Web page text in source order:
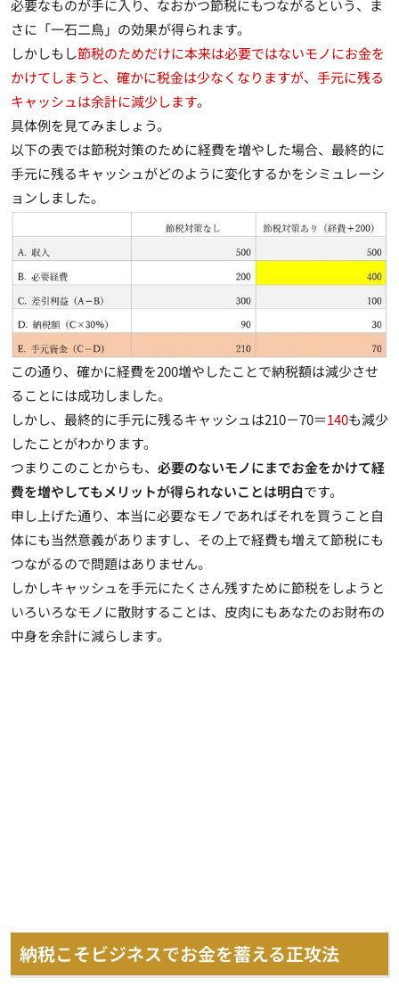
必要なものが手に入り、なおかつ節税にもつながるという、ま
さに「一石二鳥」の効果が得られます。
しかしもし節税のためだけに本来は必要ではないモノにお金を
かけてしまうと、確かに税金は少なくなりますが、手元に残る
キャッシュは余計に減少します。
具体例を見てみましょう。
以下の表では節税対策のために経費を増やした場合、最終的に
手元に残るキャッシュがどのように変化するかをシミュレーシ
ョンしました。
この通り、確かに経費を200増やしたことで納税額は減少させ
ることには成功しました。
しかし、最終的に手元に残るキャッシュは210－70＝140も減少
したことがわかります。
つまりこのことからも、 必要のないモノにまでお金をかけて経
費を増やしてもメリットが得られないことは明白です。
申し上げた通り、本当に必要なモノであればそれを買うこと自
体にも当然意義がありますし、その上で経費も増えて節税にも
つながるので問題はありません。
しかしキャッシュを手元にたくさん残すために節税をしようと
いろいろなモノに散財することは、皮肉にもあなたのお財布の
中身を余計に減らします。
納税こそビジネスでお金を蓄える正攻法